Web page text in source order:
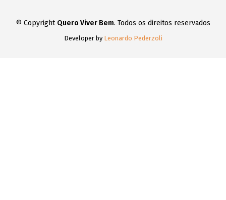
© Copyright Quero Viver Bem. Todos os direitos reservados
Developer by Leonardo Pederzoli